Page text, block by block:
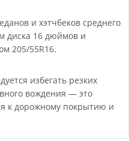
и хэтчбеков среднего
диска 16 дюймов и
205/55R16.
избегать резких
вождения — это
к дорожному покрытию и